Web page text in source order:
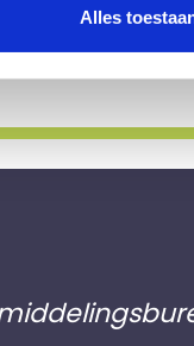
Alles
inschrijving en je zit